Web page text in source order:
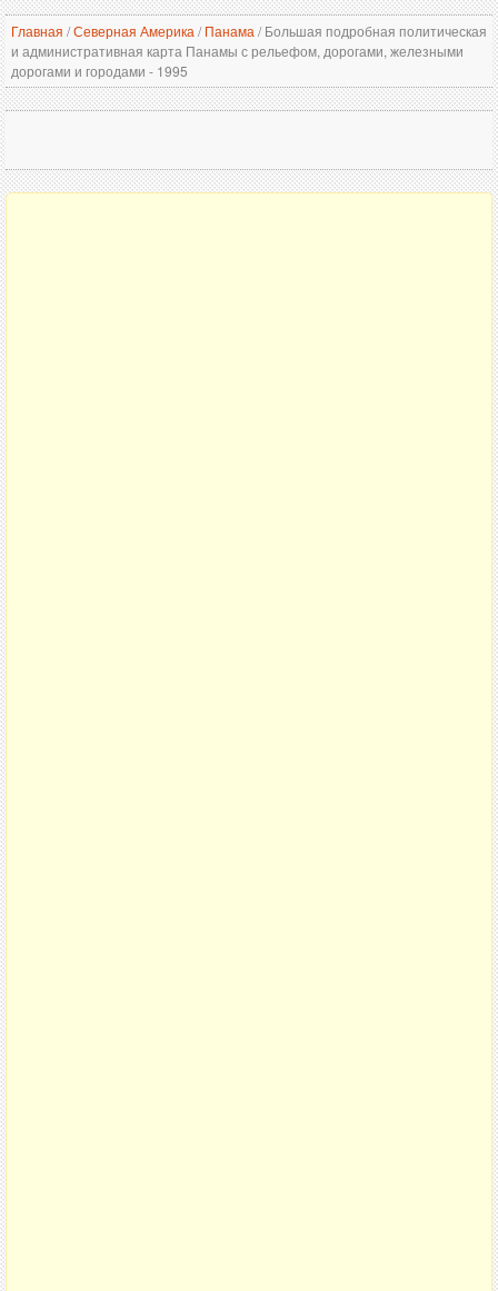
Главная /Северная Америка / Панама /Большая подробная политическая
и административная карта Панамы с рельефом, дорогами, железными
дорогами и городами - 1995